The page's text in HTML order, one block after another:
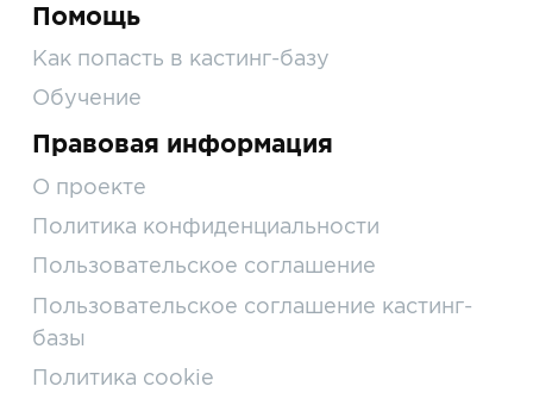
Помощь
Как попасть в кастинг-базу
Обучение
Правовая информация
О проекте
Политика конфиденциальности
Пользовательское соглашение
Пользовательское соглашение кастинг-
базы
Политика cookie